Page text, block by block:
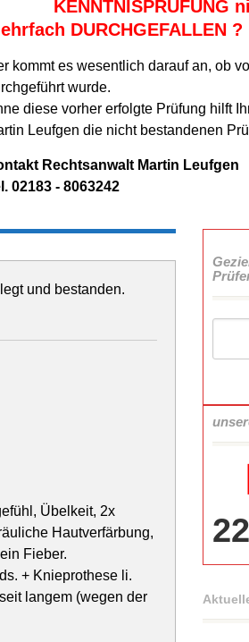
KENNTNISPRÜFUNG
DURCHGEFALLEN ?
kommt es wesentlich darauf an, ob
wurde.
diese vorher erfolgte Prüfung hilft
Leufgen die nicht bestandenen
Rechtsanwalt Martin Leufgen
02183 - 8063242
und bestanden.
Übelkeit, 2x
Hautverfärbung,
Fieber.
+ Knieprothese li.
langem (wegen der